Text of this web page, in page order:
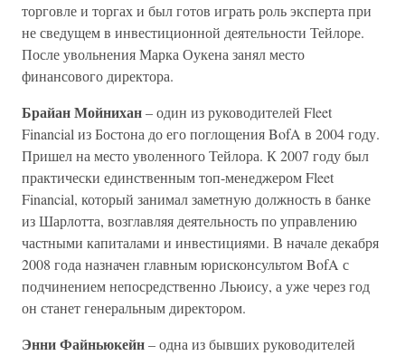
торговле и торгах и был готов играть роль эксперта при
не сведущем в инвестиционной деятельности Тейлоре.
После увольнения Марка Оукена занял место
финансового директора.
Брайан Мойнихан– один из руководителей Fleet
Financial из Бостона до его поглощения BofA в 2004 году.
Пришел на место уволенного Тейлора. К 2007 году был
практически единственным топ-менеджером Fleet
Financial, который занимал заметную должность в банке
из Шарлотта, возглавляя деятельность по управлению
частными капиталами и инвестициями. В начале декабря
2008 года назначен главным юрисконсультом BofA с
подчинением непосредственно Льюису, а уже через год
он станет генеральным директором.
Энни Файньюкейн– одна из бывших руководителей